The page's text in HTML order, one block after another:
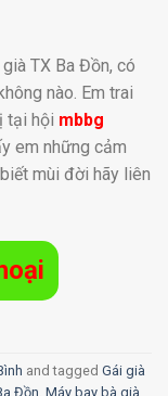
TX Ba Đồn, có
nào. Em trai
tại hội mbbg
em những cảm
mùi đời hãy liên
and tagged Gái già
Đồn, Máy bay bà già